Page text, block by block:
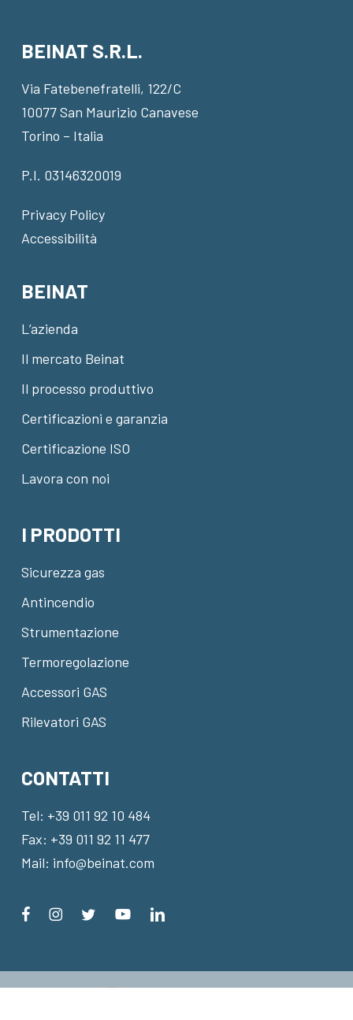
BEINAT S.R.L.
Via Fatebenefratelli, 122/C
10077 San Maurizio Canavese
Torino – Italia
P.I. 03146320019
Privacy Policy
Accessibilità
BEINAT
L’azienda
Il mercato Beinat
Il processo produttivo
Certificazioni e garanzia
Certificazione ISO
Lavora con noi
I PRODOTTI
Sicurezza gas
Antincendio
Strumentazione
Termoregolazione
Accessori GAS
Rilevatori GAS
CONTATTI
Tel: +39 011 92 10 484
Fax: +39 011 92 11 477
Mail: info@beinat.com